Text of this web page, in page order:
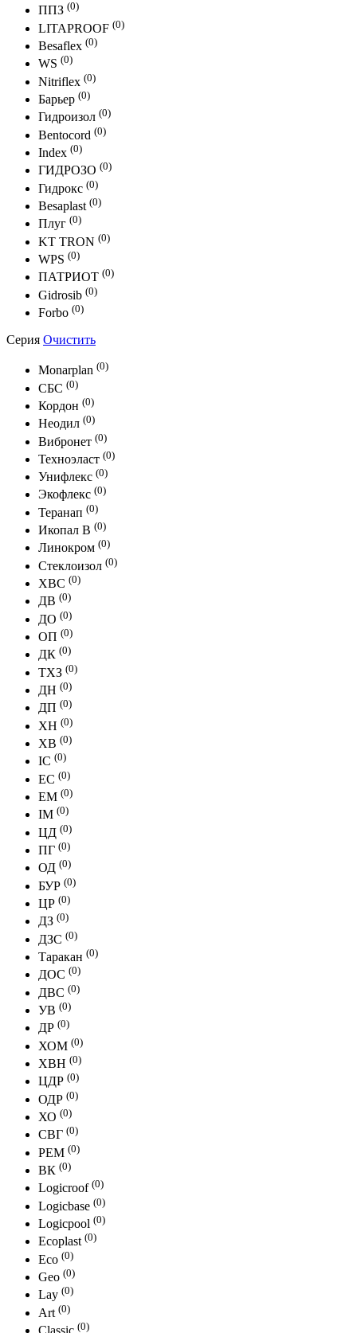
ППЗ (0)
LITAPROOF (0)
Besaflex (0)
WS (0)
Nitriflex (0)
Барьер (0)
Гидроизол (0)
Bentocord (0)
Index (0)
ГИДРОЗО (0)
Гидрокс (0)
Besaplast (0)
Плуг (0)
KT TRON (0)
WPS (0)
ПАТРИОТ (0)
Gidrosib (0)
Forbo (0)
Серия Очистить
Monarplan (0)
СБС (0)
Кордон (0)
Неодил (0)
Вибронет (0)
Техноэласт (0)
Унифлекс (0)
Экофлекс (0)
Теранап (0)
Икопал В (0)
Линокром (0)
Стеклоизол (0)
ХВС (0)
ДВ (0)
ДО (0)
ОП (0)
ДК (0)
ТХЗ (0)
ДН (0)
ДП (0)
ХН (0)
ХВ (0)
IC (0)
EC (0)
EM (0)
IM (0)
ЦД (0)
ПГ (0)
ОД (0)
БУР (0)
ЦР (0)
ДЗ (0)
ДЗС (0)
Таракан (0)
ДОС (0)
ДВС (0)
УВ (0)
ДР (0)
ХОМ (0)
ХВН (0)
ЦДР (0)
ОДР (0)
ХО (0)
СВГ (0)
РЕМ (0)
ВК (0)
Logicroof (0)
Logicbase (0)
Logicpool (0)
Ecoplast (0)
Eco (0)
Geo (0)
Lay (0)
Art (0)
Classic (0)